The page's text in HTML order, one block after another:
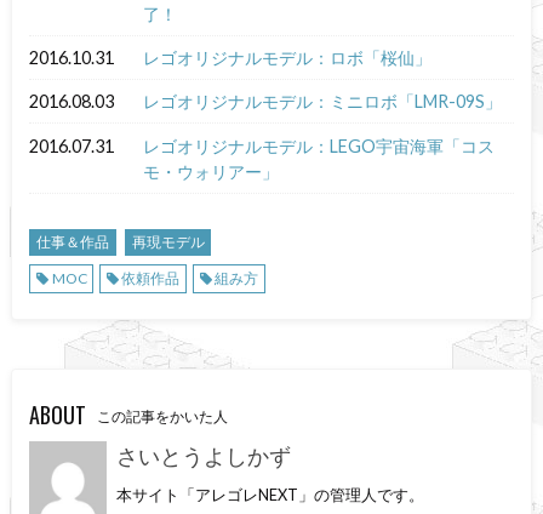
了！
2016.10.31 レゴオリジナルモデル：ロボ「桜仙」
2016.08.03 レゴオリジナルモデル：ミニロボ「LMR-09S」
2016.07.31
レゴオリジナルモデル：LEGO宇宙海軍「コス
モ・ウォリアー」
仕事＆作品
再現モデル
MOC
依頼作品 組み方
ABOUT この記事をかいた人
さいとうよしかず
本サイト「アレゴレNEXT」の管理人です。